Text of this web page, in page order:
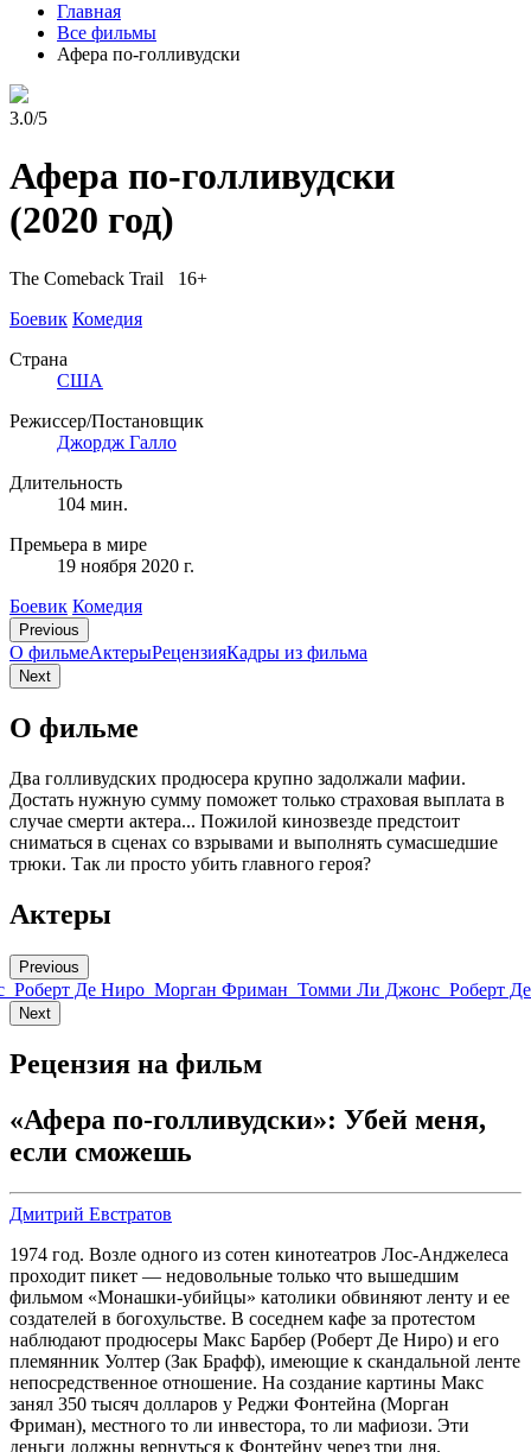
Главная
Все фильмы
Афера по-голливудски
3.0/5
Афера по-голливудски
(2020 год)
The Comeback Trail 16+
Боевик Комедия
Страна
США
Режиссер/Постановщик
Джордж Галло
Длительность
104 мин.
Премьера в мире
19 ноября 2020 г.
Боевик Комедия
Previous
О фильмеАктерыРецензияКадры из фильмa
Next
О фильме
Два голливудских продюсера крупно задолжали мафии.
Достать нужную сумму поможет только страховая выплата в
случае смерти актера... Пожилой кинозвезде предстоит
сниматься в сценах со взрывами и выполнять сумасшедшие
трюки. Так ли просто убить главного героя?
Актеры
Previous
Роберт Де Ниро Морган Фриман Томми Ли Джонс Роберт
Next
Рецензия на фильм
«Афера по-голливудски»: Убей меня,
если сможешь
Дмитрий Евстратов
1974 год. Возле одного из сотен кинотеатров Лос-Анджелеса
проходит пикет — недовольные только что вышедшим
фильмом «Монашки-убийцы» католики обвиняют ленту и ее
создателей в богохульстве. В соседнем кафе за протестом
наблюдают продюсеры Макс Барбер (Роберт Де Ниро) и его
племянник Уолтер (Зак Брафф), имеющие к скандальной ленте
непосредственное отношение. На создание картины Макс
занял 350 тысяч долларов у Реджи Фонтейна (Морган
Фриман), местного то ли инвестора, то ли мафиози. Эти
деньги должны вернуться к Фонтейну через три дня.